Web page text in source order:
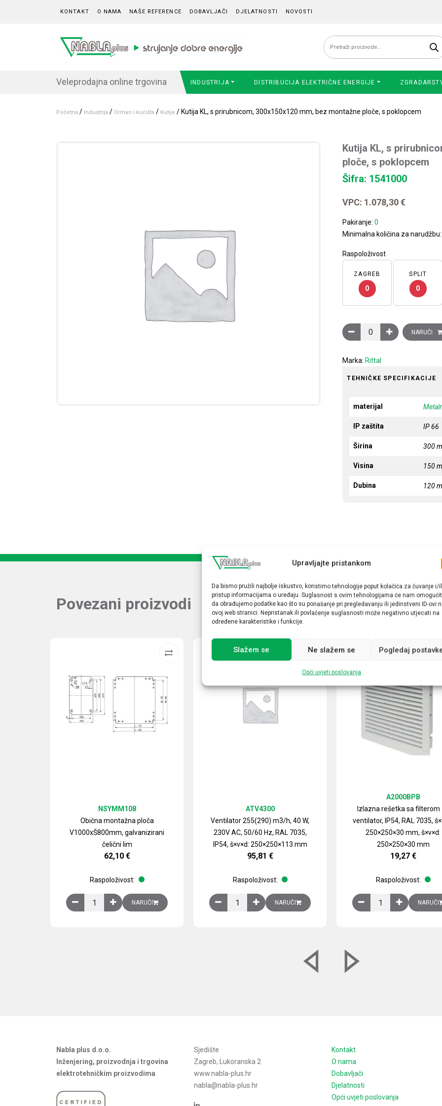
Upravljajte pristankom
Da bismo pružili najbolje iskustvo, koristimo tehnologije poput kolačića za čuvanje i/
pristup informacijama o uređaju. Suglasnost s ovim tehnologijama će nam
da obrađujemo podatke kao što su ponašanje pri pregledavanju ili jedinstveni ID-ovi
ovoj web stranici. Nepristanak ili povlačenje suglasnosti može negativno utjecati na
određene karakteristike i funkcije.
Slažem se Ne slažem se Pogledaj
Opći uvjeti poslovanja
KONTAKT O NAMA NAŠE REFERENCE DOBAVLJAČI DJELATNOSTI NOVOSTI
Pretraži:
Veleprodajna online trgovina INDUSTRIJA DISTRIBUCIJA ELEKTRIČNE ENERGIJE
Početna / Industrija / Ormari i kućišta / Kutije / Kutija KL, s prirubnicom, 300x150x120 mm, bez montažne ploče, s poklopcem
Kutija KL, s
ploče, s poklopcem
Šifra: 1541000
VPC: 1.078,30€
Pakiranje:0
Minimalna količina za narudžbu:
Raspoloživost
ZAGREB
0
SPLIT
0
Kutija KL, s prirubnicom,
NARUČI
Marka: Rittal
TEHNIČKE SPECIFIKACIJE
materijal
IP zaštita IP 66
Širina 300
Visina 150
Dubina 120
Povezani proizvodi
Obična montažna ploča
V1000xŠ800mm, galvanizirani
čelični lim
NSYMM108
62,10 €
Raspoloživost:
Obična montažna ploča V1000xŠ800mm, galvanizirani čelični lim količina
NARUČI
Ventilator 255(290) m3/h, 40 W,
230V AC, 50/60 Hz, RAL 7035,
IP54, š×v×d: 250×250×113 mm
ATV4300
95,81 €
Raspoloživost:
Ventilator 255(290) m3/h, 40 W, 230V AC, 50/60 Hz, RAL 7035,
NARUČI
Izlazna rešetka sa filterom
ventilator, IP54, RAL 7035,
250×250×30 mm, š×v×d:
250×250×30 mm
A2000BPB
19,27 €
Raspoloživost:
Izlazna rešetka saNARUČI
Nabla plus d.o.o.
Inženjering, proizvodnja i trgovina
elektrotehničkim proizvodima
Sjedište
Zagreb, Lukoranska 2
www.nabla-plus.hr
nabla@nabla-plus.hr
Kontakt
O nama
Dobavljači
Djelatnosti
Opći uvjeti poslovanja